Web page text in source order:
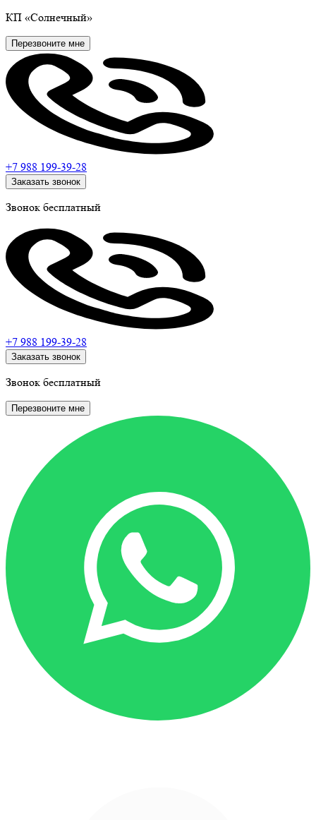
КП «Солнечный»
Перезвоните мне
+7 988 199-39-28
Заказать звонок
Звонок бесплатный
+7 988 199-39-28
Заказать звонок
Звонок бесплатный
Перезвоните мне